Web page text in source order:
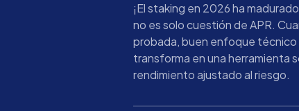
¡El staking en 2026 ha
no es solo cuestión de APR.
probada, buen enfoque técnico
transforma en una herramienta
rendimiento ajustado al riesgo.